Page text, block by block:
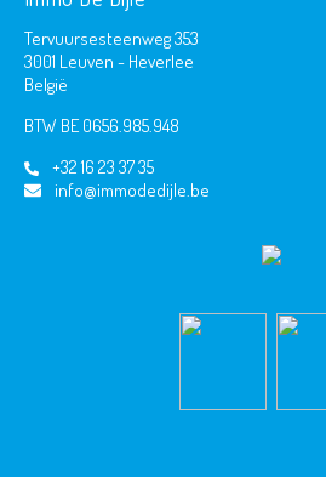
Tervuursesteenweg 353
3001 Leuven - Heverlee
België
BTW BE 0656.985.948
+32 16 23 37 35
info@immodedijle.be